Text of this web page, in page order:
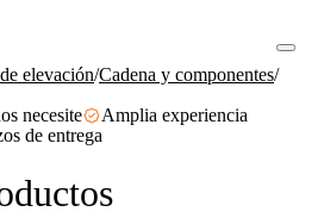
elevación/Cadena y componentes/
necesite
Amplia experiencia
de entrega